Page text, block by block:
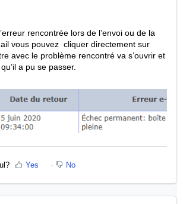
rencontrée lors de l’envoi ou de la
vous pouvez cliquer directement sur
avec le problème rencontré va s’ouvrir et
a pu se passer.
Yes No